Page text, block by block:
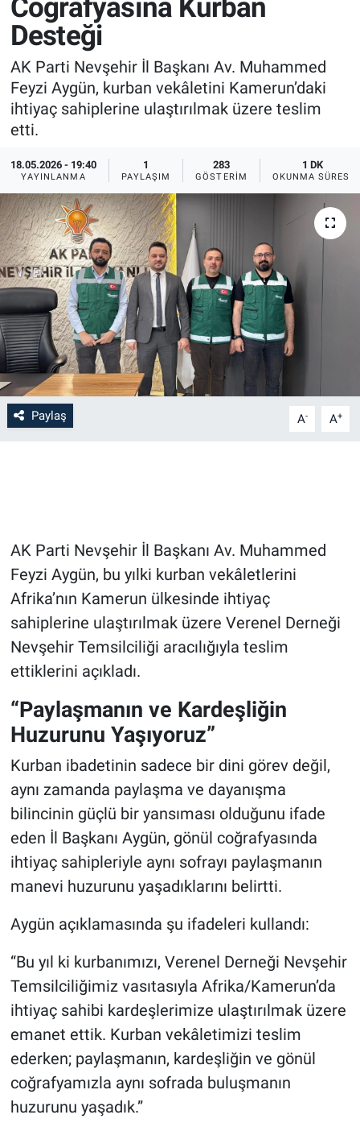
Coğrafyasına Kurban
Desteği
AK Parti Nevşehir İl Başkanı Av. Muhammed
Feyzi Aygün, kurban vekâletini Kamerun’daki
ihtiyaç sahiplerine ulaştırılmak üzere teslim
etti.
18.05.2026 - 19:40
YAYINLANMA
1
PAYLAŞIM
283
GÖSTERIM
1 DK
OKUNMA SÜRESI
Paylaş A- A+
AK Parti Nevşehir İl Başkanı Av. Muhammed
Feyzi Aygün, bu yılki kurban vekâletlerini
Afrika’nın Kamerun ülkesinde ihtiyaç
sahiplerine ulaştırılmak üzere Verenel Derneği
Nevşehir Temsilciliği aracılığıyla teslim
ettiklerini açıkladı.
“Paylaşmanın ve Kardeşliğin
Huzurunu Yaşıyoruz”
Kurban ibadetinin sadece bir dini görev değil,
aynı zamanda paylaşma ve dayanışma
bilincinin güçlü bir yansıması olduğunu ifade
eden İl Başkanı Aygün, gönül coğrafyasında
ihtiyaç sahipleriyle aynı sofrayı paylaşmanın
manevi huzurunu yaşadıklarını belirtti.
Aygün açıklamasında şu ifadeleri kullandı:
“Bu yıl ki kurbanımızı, Verenel Derneği Nevşehir
Temsilciliğimiz vasıtasıyla Afrika/Kamerun’da
ihtiyaç sahibi kardeşlerimize ulaştırılmak üzere
emanet ettik. Kurban vekâletimizi teslim
ederken; paylaşmanın, kardeşliğin ve gönül
coğrafyamızla aynı sofrada buluşmanın
huzurunu yaşadık.”
Sağlık
Yerel
Genel
İlan - Duyuru- Mesaj
Türkiye Gündemi
Sizden Gelenler
Sağlık
Eğitim
Kültür
3.Sayfa
Medya
Bilim-Tek
Aksaray
Kırşehir
Genel
Asayiş
Kültür - Sanat
Politika
Magazin
Çevre
İlan - Duyuru- Mesaj
Türkiye Gündemi
Sizden Gelenler